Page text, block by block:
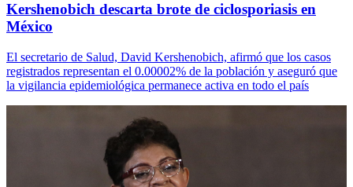
Kershenobich descarta brote de ciclosporiasis en
México
El secretario de Salud, David Kershenobich, afirmó que los casos
registrados representan el 0.00002% de la población y aseguró que
la vigilancia epidemiológica permanece activa en todo el país